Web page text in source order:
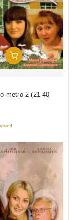
In Den Warenkorb
metro 2 (21-40